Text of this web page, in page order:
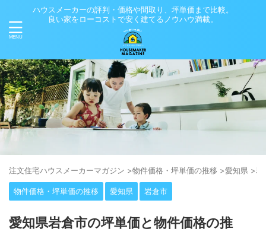
ハウスメーカーの評判・価格や間取り、坪単価まで比較。
良い家をローコストで安く建てるノウハウ満載。
注⽂住宅ハウスメーカーマガジン >物件価格・坪単価の推移 >愛知県 >岩
物件価格・坪単価の推移 愛知県 岩倉市
愛知県岩倉市の坪単価と物件価格の推